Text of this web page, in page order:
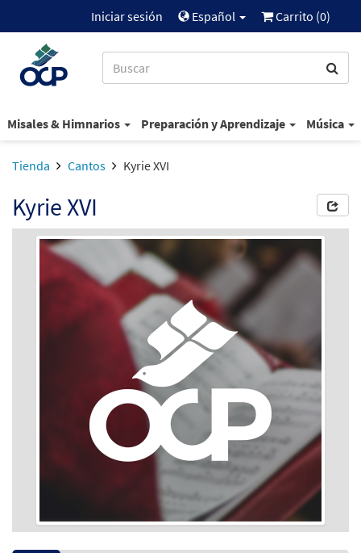
Iniciar sesión Español Carrito (0)
Misales & Himnarios Preparación y Aprendizaje Música
Tienda Cantos Kyrie XVI
Kyrie XVI